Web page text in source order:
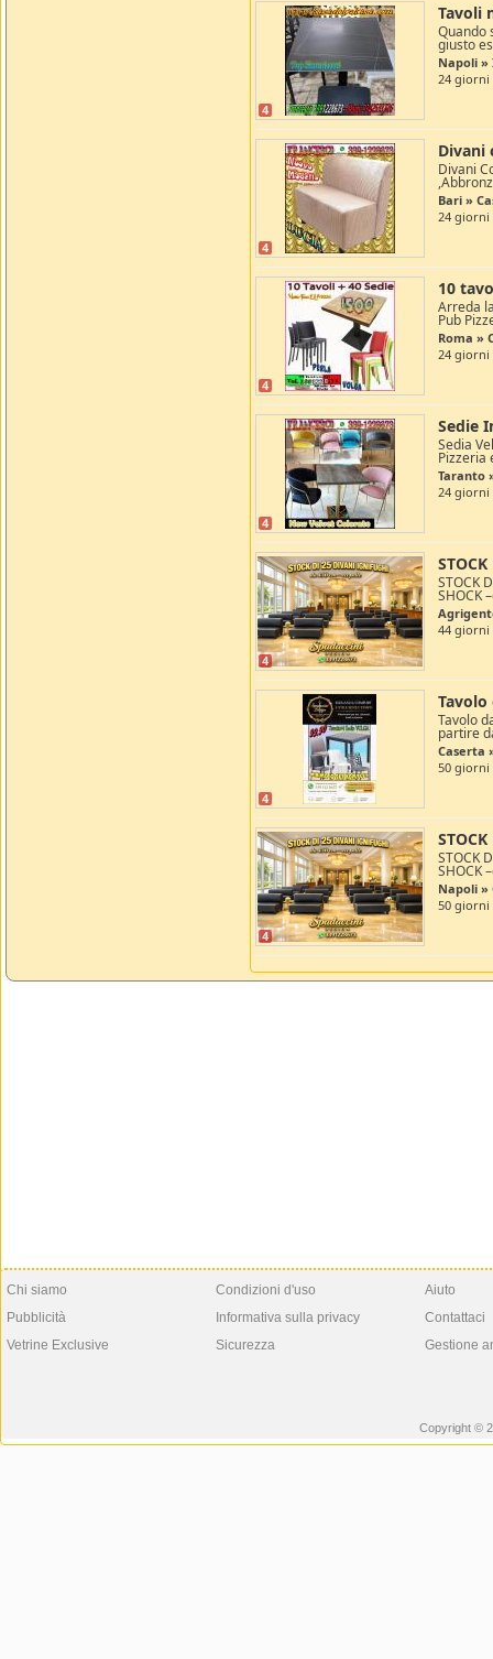
4
Tavoli
Quando
giusto
Napoli »
24 giorni
4
Divani
Divani
Bari »
24 giorni
4
10
Arreda
Pub
Roma »
24 giorni
4
Sedie
Sedia
Pizzeria
Taranto
24 giorni
4
STOCK
SHOCK
44 giorni
4
Tavolo
Tavolo
partire
Caserta
50 giorni
4
STOCK
SHOCK
Napoli »
50 giorni
Chi siamo
Pubblicità
Vetrine Exclusive
Condizioni d'uso
Informativa sulla privacy
Sicurezza
Aiuto
Contattaci
Gestione
Copyright ©